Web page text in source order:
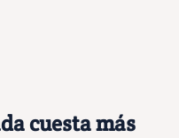
cuesta más